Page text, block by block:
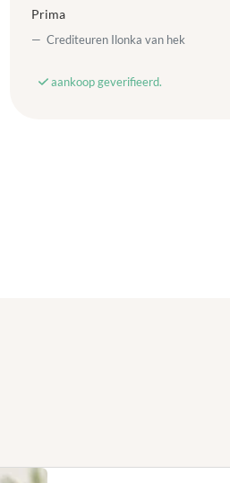
Prima
Crediteuren Ilonka van hek
aankoop geverifieerd.